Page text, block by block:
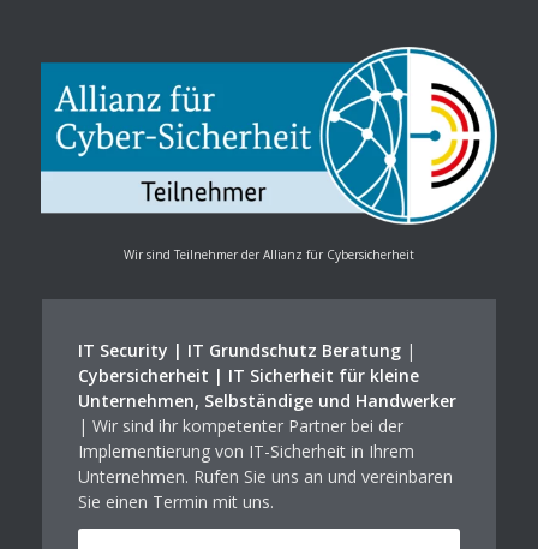
Wir sind Teilnehmer der Allianz für Cybersicherheit
IT Security | IT Grundschutz Beratung|
Cybersicherheit | IT Sicherheit für kleine
Unternehmen, Selbständige und Handwerker
| Wir sind ihr kompetenter Partner bei der
Implementierung von IT-Sicherheit in Ihrem
Unternehmen. Rufen Sie uns an und vereinbaren
Sie einen Termin mit uns.